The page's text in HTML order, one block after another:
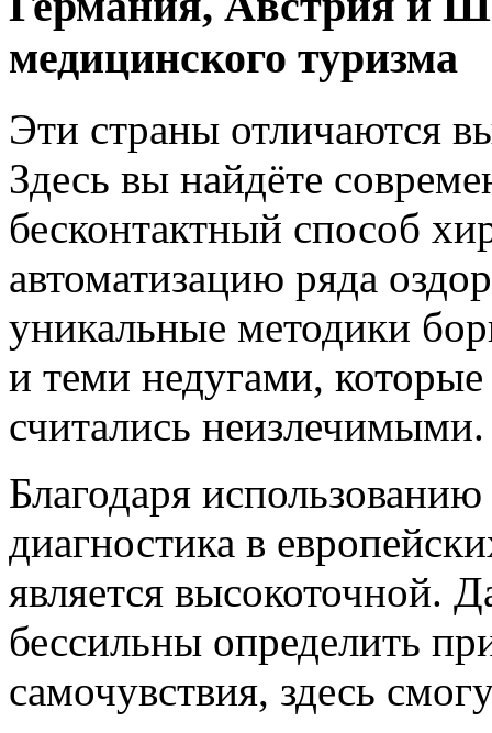
медицинского туризма
Эти страны отличаются
Здесь вы найдёте
бесконтактный способ
автоматизацию ряда
уникальные методики
и теми недугами,
считались неизлечимыми.
Благодаря
диагностика в
является высокоточной.
бессильны определить
самочувствия, здесь